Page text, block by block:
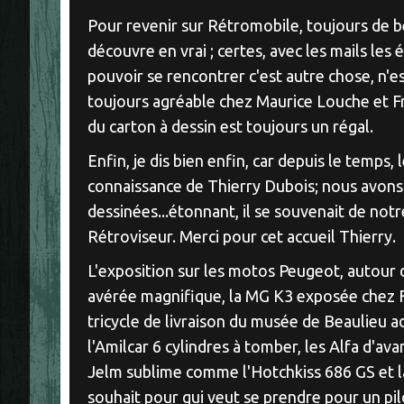
Pour revenir sur Rétromobile, toujours de
découvre en vrai ; certes, avec les mails les
pouvoir se rencontrer c'est autre chose,
toujours agréable chez Maurice Louche et
du carton à dessin est toujours un régal.
Enfin, je dis bien enfin, car depuis le temps,
connaissance de Thierry Dubois; nous
dessinées...étonnant, il se souvenait de
Rétroviseur. Merci pour cet accueil Thierry.
L'exposition sur les motos Peugeot,
avérée magnifique, la MG K3 exposée chez
tricycle de livraison du musée de Beaulieu
l'Amilcar 6 cylindres à tomber, les Alfa
Jelm sublime comme l'Hotchkiss 686 GS et
souhait pour qui veut se prendre pour un